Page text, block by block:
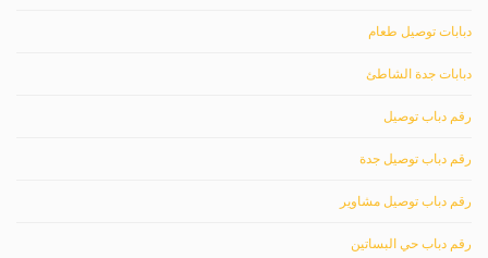
دبابات توصيل طعام
دبابات جدة الشاطئ
رقم دباب توصيل
رقم دباب توصيل جدة
رقم دباب توصيل مشاوير
رقم دباب حي البساتين